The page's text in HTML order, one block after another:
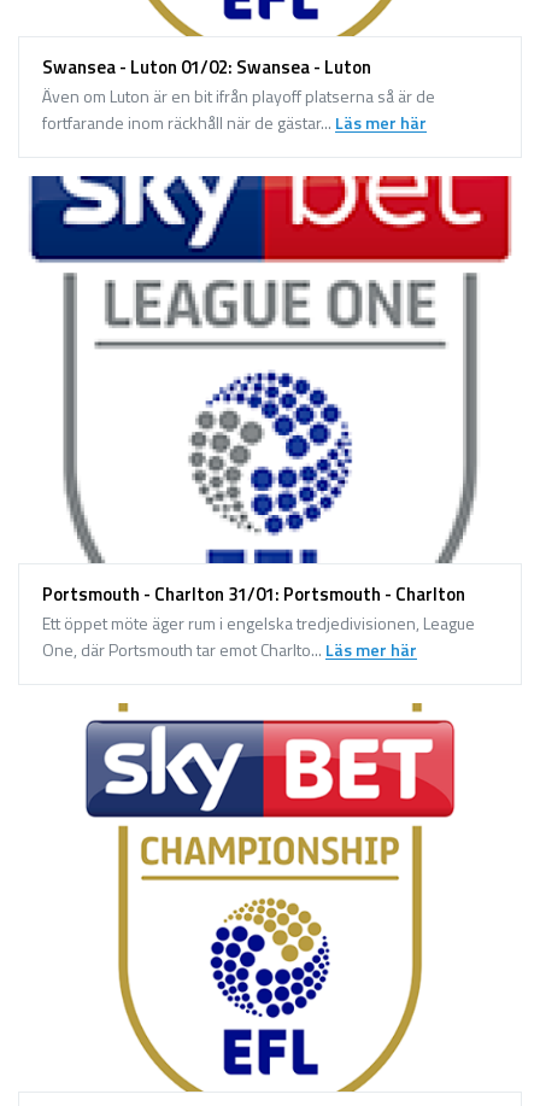
Swansea - Luton 01/02: Swansea - Luton
Även om Luton är en bit ifrån playoff platserna så är de
fortfarande inom räckhåll när de gästar... Läs mer här
Portsmouth - Charlton 31/01: Portsmouth - Charlton
Ett öppet möte äger rum i engelska tredjedivisionen, League
One, där Portsmouth tar emot Charlto... Läs mer här